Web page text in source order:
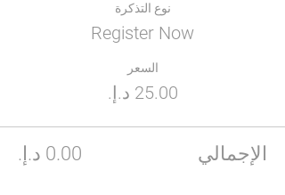
نوع التذكرة
Register Now
السعر
الإجمالي